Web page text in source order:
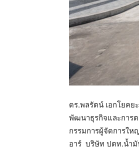
ดร.พลรัตน์ เอกโยค
พัฒนาธุรกิจและการ
กรรมการผู้จัดการใ
อาร์ บริษัท ปตท.น้ำ